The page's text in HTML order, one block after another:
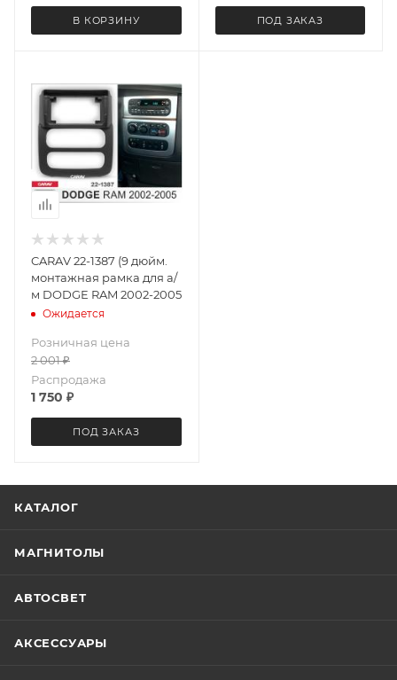
В КОРЗИНУ ПОД ЗАКАЗ
CARAV 22-1387 (9 дюйм.
монтажная рамка для а/
м DODGE RAM 2002-2005
Ожидается
Розничная цена
2 001₽
Распродажа
1 750 ₽
ПОД ЗАКАЗ
КАТАЛОГ
МАГНИТОЛЫ
АВТОСВЕТ
АКСЕССУАРЫ